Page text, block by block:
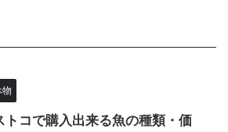
物
トコで購入出来る魚の種類・価